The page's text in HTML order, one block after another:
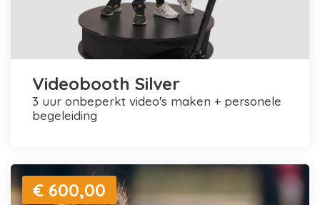
Videobooth Silver
3 uur onbeperkt video's maken + personele
begeleiding
€ 600,00